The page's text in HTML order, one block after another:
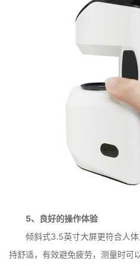
5、良好的操作体验
倾斜式3.5英寸大屏更符合人
持舒适，有效避免疲劳，测量时可